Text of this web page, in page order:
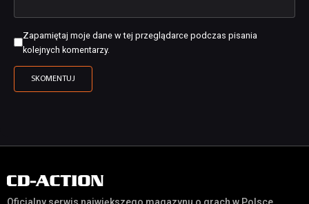
Zapamiętaj moje dane w tej przeglądarce podczas pisania
kolejnych komentarzy.